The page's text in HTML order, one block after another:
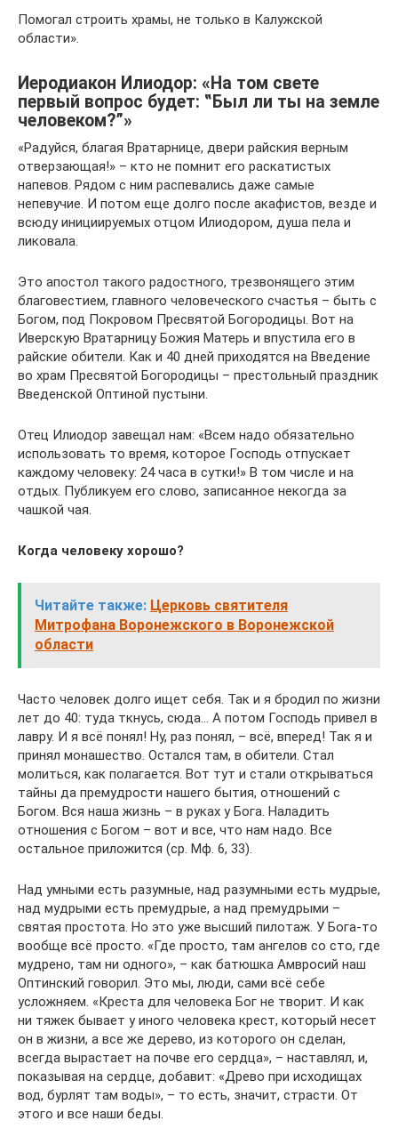
Помогал строить храмы, не только в Калужской
области».
Иеродиакон Илиодор: «На том свете
первый вопрос будет: ‟Был ли ты на земле
человеком?”»
«Радуйся, благая Вратарнице, двери райския верным
отверзающая!» – кто не помнит его раскатистых
напевов. Рядом с ним распевались даже самые
непевучие. И потом еще долго после акафистов, везде и
всюду инициируемых отцом Илиодором, душа пела и
ликовала.
Это апостол такого радостного, трезвонящего этим
благовестием, главного человеческого счастья – быть с
Богом, под Покровом Пресвятой Богородицы. Вот на
Иверскую Вратарницу Божия Матерь и впустила его в
райские обители. Как и 40 дней приходятся на Введение
во храм Пресвятой Богородицы – престольный праздник
Введенской Оптиной пустыни.
Отец Илиодор завещал нам: «Всем надо обязательно
использовать то время, которое Господь отпускает
каждому человеку: 24 часа в сутки!» В том числе и на
отдых. Публикуем его слово, записанное некогда за
чашкой чая.
Когда человеку хорошо?
Читайте также: Церковь святителя
Митрофана Воронежского в Воронежской
области
Часто человек долго ищет себя. Так и я бродил по жизни
лет до 40: туда ткнусь, сюда… А потом Господь привел в
лавру. И я всё понял! Ну, раз понял, – всё, вперед! Так я и
принял монашество. Остался там, в обители. Стал
молиться, как полагается. Вот тут и стали открываться
тайны да премудрости нашего бытия, отношений с
Богом. Вся наша жизнь – в руках у Бога. Наладить
отношения с Богом – вот и все, что нам надо. Все
остальное приложится (ср. Мф. 6, 33).
Над умными есть разумные, над разумными есть мудрые,
над мудрыми есть премудрые, а над премудрыми –
святая простота. Но это уже высший пилотаж. У Бога-то
вообще всё просто. «Где просто, там ангелов со сто, где
мудрено, там ни одного», – как батюшка Амвросий наш
Оптинский говорил. Это мы, люди, сами всё себе
усложняем. «Креста для человека Бог не творит. И как
ни тяжек бывает у иного человека крест, который несет
он в жизни, а все же дерево, из которого он сделан,
всегда вырастает на почве его сердца», – наставлял, и,
показывая на сердце, добавит: «Древо при исходищах
вод, бурлят там воды», – то есть, значит, страсти. От
этого и все наши беды.